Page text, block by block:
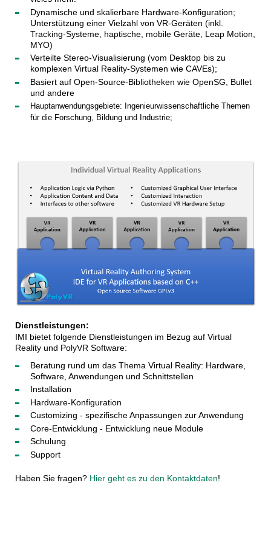
Dynamische und skalierbare Hardware-Konfiguration;
Unterstützung einer Vielzahl von VR-Geräten (inkl.
Tracking-Systeme, haptische, mobile Geräte, Leap Motion,
MYO)
Verteilte Stereo-Visualisierung (vom Desktop bis zu
komplexen Virtual Reality-Systemen wie CAVEs);
Basiert auf Open-Source-Bibliotheken wie OpenSG, Bullet
und andere
Hauptanwendungsgebiete: Ingenieurwissenschaftliche Themen
für die Forschung, Bildung und Industrie;
Dienstleistungen:
IMI bietet folgende Dienstleistungen im Bezug auf Virtual
Reality und PolyVR Software:
Beratung rund um das Thema Virtual Reality: Hardware,
Software, Anwendungen und Schnittstellen
Installation
Hardware-Konfiguration
Customizing - spezifische Anpassungen zur Anwendung
Core-Entwicklung - Entwicklung neue Module
Schulung
Support
Haben Sie fragen? Hier geht es zu den Kontaktdaten!